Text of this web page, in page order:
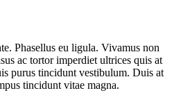
Phasellus eu ligula. Vivamus non
ac tortor imperdiet ultrices quis at
purus tincidunt vestibulum. Duis at
tincidunt vitae magna.